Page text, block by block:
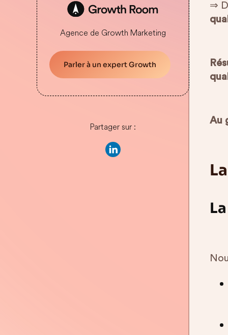
Agence de Growth Marketing
Parler à un expert Growth
Partager sur :
⇒
Au